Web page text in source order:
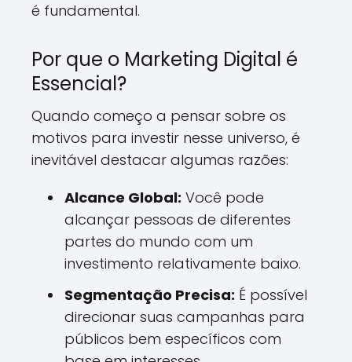
é fundamental.
Por que o Marketing Digital é
Essencial?
Quando começo a pensar sobre os
motivos para investir nesse universo, é
inevitável destacar algumas razões:
Alcance Global: Você pode
alcançar pessoas de diferentes
partes do mundo com um
investimento relativamente baixo.
Segmentação Precisa: É possível
direcionar suas campanhas para
públicos bem específicos com